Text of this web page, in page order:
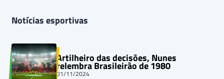
Notícias esportivas
Artilheiro das decisões, Nunes
relembra Brasileirão de 1980
01/11/2024